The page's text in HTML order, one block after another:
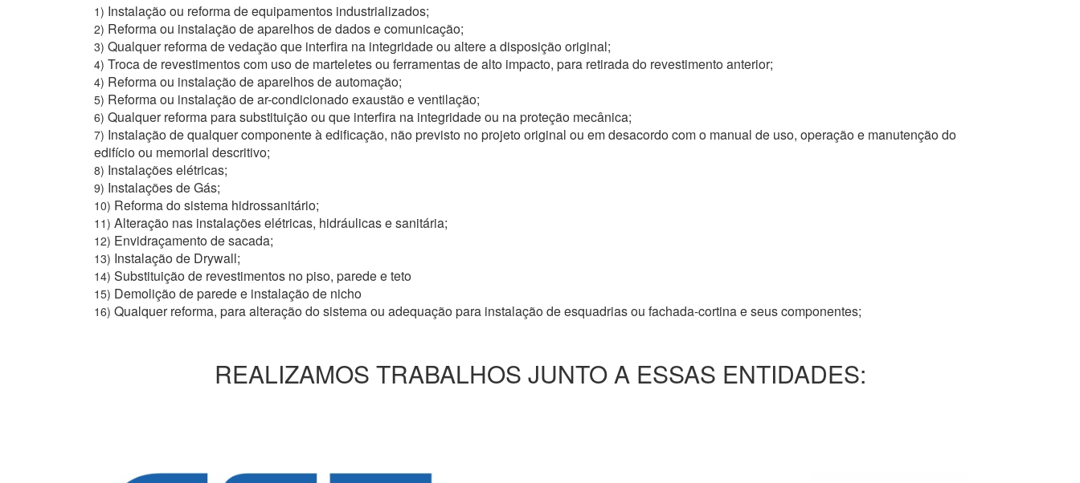
1) Instalação ou reforma de equipamentos industrializados;
2) Reforma ou instalação de aparelhos de dados e comunicação;
3) Qualquer reforma de vedação que interfira na integridade ou altere a disposição original;
4) Troca de revestimentos com uso de marteletes ou ferramentas de alto impacto, para retirada do revestimento anterior;
4) Reforma ou instalação de aparelhos de automação;
5) Reforma ou instalação de ar-condicionado exaustão e ventilação;
6) Qualquer reforma para substituição ou que interfira na integridade ou na proteção mecânica;
7) Instalação de qualquer componente à edificação, não previsto no projeto original ou em desacordo com o manual de uso, operação e manutenção do
edifício ou memorial descritivo;
8) Instalações elétricas;
9) Instalações de Gás;
10) Reforma do sistema hidrossanitário;
11) Alteração nas instalações elétricas, hidráulicas e sanitária;
12) Envidraçamento de sacada;
13) Instalação de Drywall;
14) Substituição de revestimentos no piso, parede e teto
15) Demolição de parede e instalação de nicho
16) Qualquer reforma, para alteração do sistema ou adequação para instalação de esquadrias ou fachada-cortina e seus componentes;
REALIZAMOS TRABALHOS JUNTO A ESSAS ENTIDADES: